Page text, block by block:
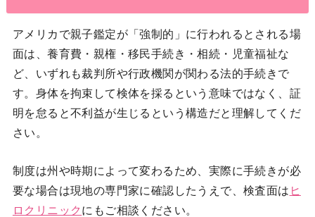
アメリカで親子鑑定が「強制的」に行われるとされる場
面は、養育費・親権・移民手続き・相続・児童福祉な
ど、いずれも裁判所や行政機関が関わる法的手続きで
す。身体を拘束して検体を採るという意味ではなく、証
明を怠ると不利益が生じるという構造だと理解してくだ
さい。
制度は州や時期によって変わるため、実際に手続きが必
要な場合は現地の専門家に確認したうえで、検査面は ヒ
ロクリニック にもご相談ください。